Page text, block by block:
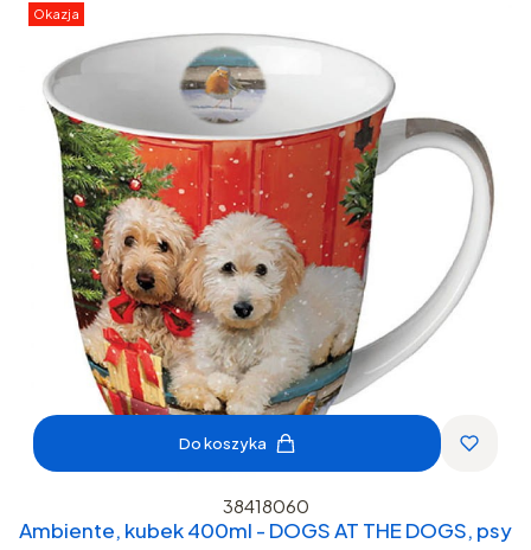
Okazja
Do koszyka
38418060
Ambiente, kubek 400ml - DOGS AT THE DOGS, psy